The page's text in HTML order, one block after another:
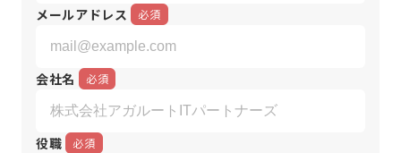
メールアドレス
会社名
役職